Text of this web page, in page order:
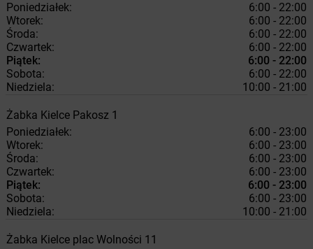
Poniedziałek:
6:00 - 22:00
Wtorek:
6:00 - 22:00
Środa:
6:00 - 22:00
Czwartek:
6:00 - 22:00
Piątek:
6:00 - 22:00
Sobota:
6:00 - 22:00
Niedziela:
10:00 - 21:00
Żabka Kielce Pakosz 1
Poniedziałek:
6:00 - 23:00
Wtorek:
6:00 - 23:00
Środa:
6:00 - 23:00
Czwartek:
6:00 - 23:00
Piątek:
6:00 - 23:00
Sobota:
6:00 - 23:00
Niedziela:
10:00 - 21:00
Żabka Kielce plac Wolności 11